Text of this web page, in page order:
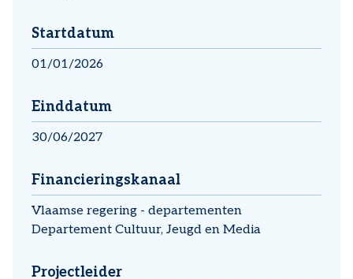
Startdatum
01/01/2026
Einddatum
30/06/2027
Financieringskanaal
Vlaamse regering - departementen
Departement Cultuur, Jeugd en Media
Projectleider